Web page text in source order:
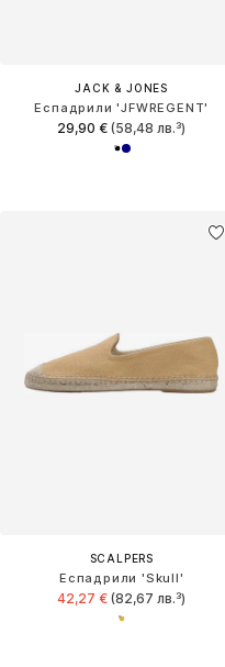
JACK & JONES
Еспадрили 'JFWREGENT'
29,90 € (58,48 лв.³)
SCALPERS
Еспадрили 'Skull'
42,27 € (82,67 лв.³)